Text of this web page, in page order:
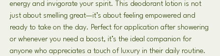
energy and invigorate your spirit. This deodorant lotion is not
just about smelling great—it’s about feeling empowered and
ready to take on the day. Perfect for application after showering
or whenever you need a boost, it’s the ideal companion for
anyone who appreciates a touch of luxury in their daily routine.